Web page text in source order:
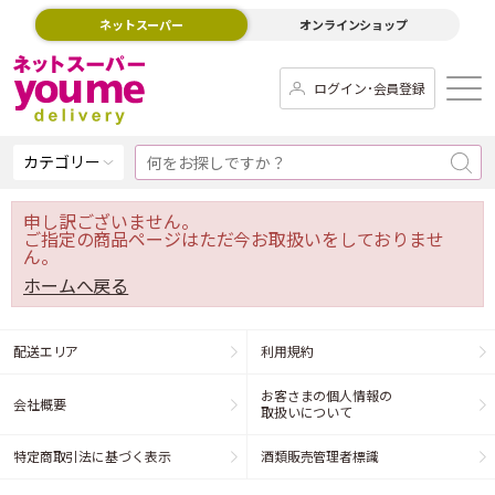
ネットスーパー オンラインショップ
ログイン･会員登録
カテゴリー
申し訳ございません。
ご指定の商品ページはただ今お取扱いをしておりませ
ん。
ホームへ戻る
配送エリア 利用規約
会社概要
お客さまの個人情報の
取扱いについて
特定商取引法に基づく表示 酒類販売管理者標識